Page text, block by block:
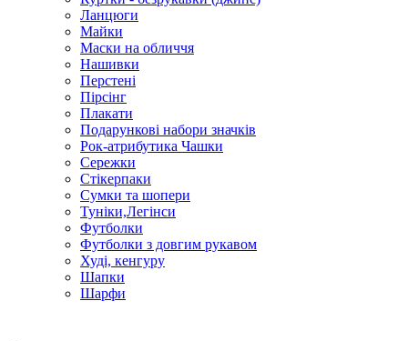
Ланцюги
Майки
Маски на обличчя
Нашивки
Перстені
Пірсінг
Плакати
Подарункові набори значків
Рок-атрибутика Чашки
Сережки
Стікерпаки
Сумки та шопери
Туніки,Легінси
Футболки
Футболки з довгим рукавом
Худі, кенгуру
Шапки
Шарфи